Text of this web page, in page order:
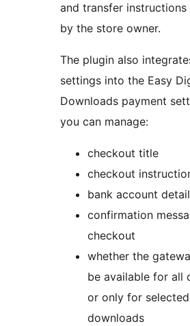
and transfer
by the store owner.
The plugin also
settings into the Easy
Downloads payment
you can manage:
checkout title
checkout
bank account
confirmation
checkout
whether the
be available for all
or only for selected
downloads